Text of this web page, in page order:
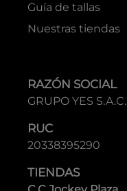
Guía de tallas
Nuestras tiendas
RAZÓN SOCIAL
GRUPO YES S.A.C.
RUC
20338395290
TIENDAS